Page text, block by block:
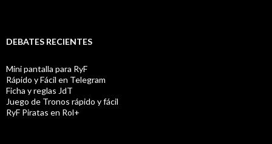
DEBATES RECIENTES
Mini pantalla para RyF
Rápido y Fácil en Telegram
Ficha y reglas JdT
Juego de Tronos rápido y fácil
RyF Piratas en Rol+